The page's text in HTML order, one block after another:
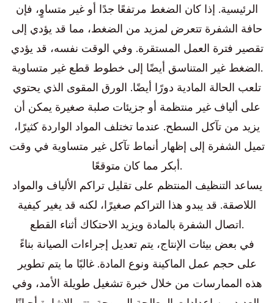
الرئيسية. إذا كان الضغط مرتفعًا جدًا أو غير متساوٍ، فإن
حافة الشفرة تتعرض لمزيد من الضغط، مما قد يؤدي إلى
تقصير فترة العمل المستقرة. وفي الوقت نفسه، قد يؤدي
الضغط غير المتناسق أيضًا إلى خطوط قطع غير متساوية.
تلعب الحالة المادية دورًا أيضًا. الورق المقوى الذي يحتوي
على ألياف غير منتظمة أو جزيئات صلبة صغيرة يمكن أن
يزيد من تآكل السطح. عندما تختلف المواد الواردة كثيرًا،
تميل الشفرة إلى إظهار أنماط تآكل غير متساوية في وقت
أبكر مما كان متوقعًا.
يساعد التنظيف المنتظم على تقليل تراكم الألياف والمواد
اللاصقة. قد يبدو هذا التراكم صغيرًا، لكنه قد يغير كيفية
اتصال الشفرة بالمادة ويزيد الاحتكاك أثناء القطع.
في بعض بيئات الإنتاج، يتم تعديل إجراءات الصيانة بناءً
على حجم عمل الماكينة ونوع المادة. غالبًا ما يتم تطوير
هذه الممارسات من خلال خبرة تشغيل طويلة الأمد، وفي